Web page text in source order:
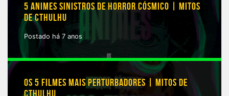
5 ANIMES SINISTROS DE HORROR CÓSMICO | MITOS
DE CTHULHU
Postado há 7 anos
OS 5 FILMES MAIS PERTURBADORES | MITOS DE